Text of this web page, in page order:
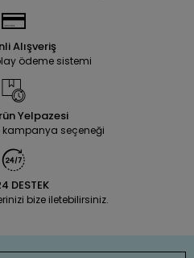
Alışveriş
ödeme sistemi
Yelpazesi
kampanya seçeneği
DESTEK
bize iletebilirsiniz.